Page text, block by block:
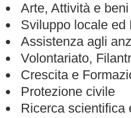
Arte, Attività e
Sviluppo locale ed
Assistenza agli
Volontariato,
Crescita e
Protezione civile
Ricerca scientifica